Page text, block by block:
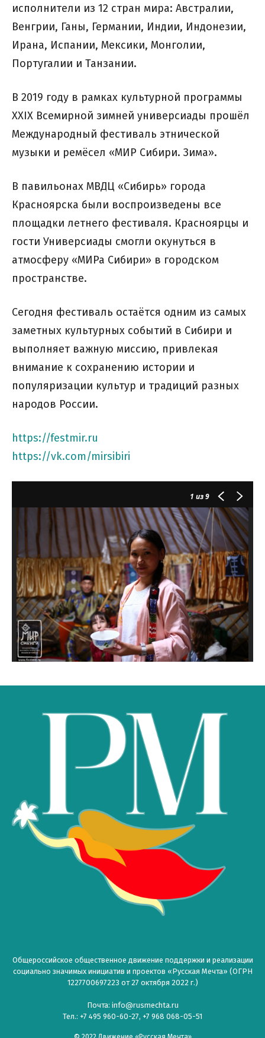
исполнители из 12 стран мира: Австралии,
Венгрии, Ганы, Германии, Индии, Индонезии,
Ирана, Испании, Мексики, Монголии,
Португалии и Танзании.
В 2019 году в рамках культурной программы
XXIX Всемирной зимней универсиады прошёл
Международный фестиваль этнической
музыки и ремёсел «МИР Сибири. Зима».
В павильонах МВДЦ «Сибирь» города
Красноярска были воспроизведены все
площадки летнего фестиваля. Красноярцы и
гости Универсиады смогли окунуться в
атмосферу «МИРа Сибири» в городском
пространстве.
Сегодня фестиваль остаётся одним из самых
заметных культурных событий в Сибири и
выполняет важную миссию, привлекая
внимание к сохранению истории и
популяризации культур и традиций разных
народов России.
https://festmir.ru
https://vk.com/mirsibiri
1 из 9
Общероссийское общественное движение поддержки и реализации
социально значимых инициатив и проектов «Русская Мечта» (ОГРН
1227700697223 от 27 октября 2022 г.)
Почта: info@rusmechta.ru
Тел.: +7 495 960-60-27, +7 968 068-05-51